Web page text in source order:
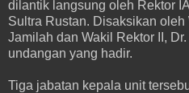
dilantik langsung oleh Rektor
Sultra Rustan. Disaksikan oleh
Jamilah dan Wakil Rektor II,
undangan yang hadir.
Tiga jabatan kepala unit